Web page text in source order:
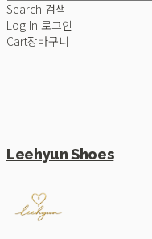
Search 검색
Log In 로그인
Cart장바구니
Leehyun Shoes